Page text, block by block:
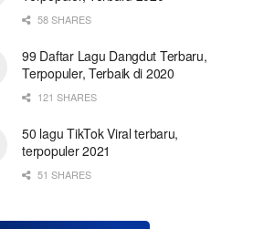
58 SHARES
99 Daftar Lagu Dangdut Terbaru,
Terpopuler, Terbaik di 2020
121 SHARES
50 lagu TikTok Viral terbaru,
terpopuler 2021
51 SHARES